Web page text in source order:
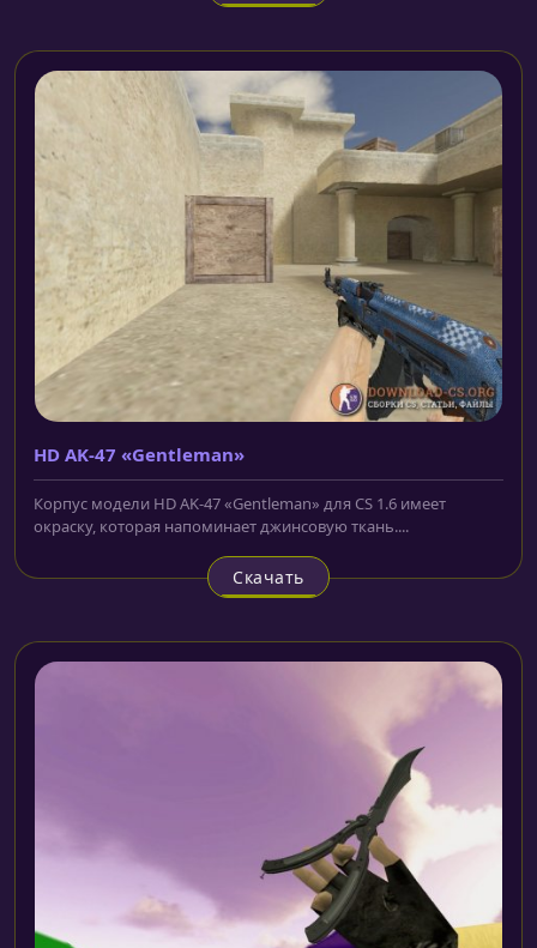
HD AK-47 «Gentleman»
Корпус модели HD AK-47 «Gentleman» для CS 1.6 имеет
окраску, которая напоминает джинсовую ткань....
Скачать